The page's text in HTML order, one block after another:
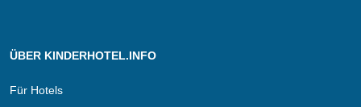
ÜBER KINDERHOTEL.INFO
Für Hotels